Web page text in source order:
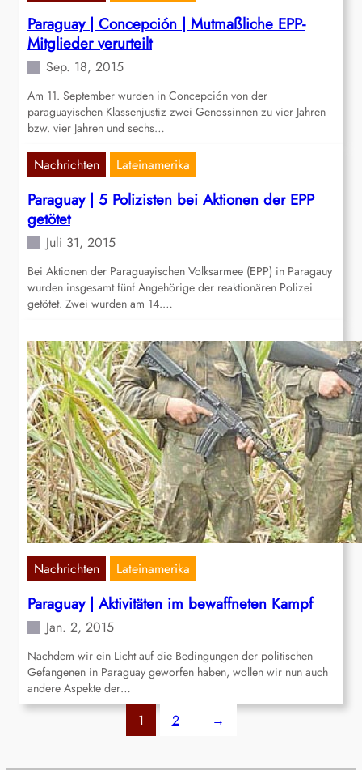
Paraguay | Concepción | Mutmaßliche EPP-
Mitglieder verurteilt
Sep. 18, 2015
Am 11. September wurden in Concepción von der
paraguayischen Klassenjustiz zwei Genossinnen zu vier Jahren
bzw. vier Jahren und sechs…
Nachrichten Lateinamerika
Paraguay | 5 Polizisten bei Aktionen der EPP
getötet
Juli 31, 2015
Bei Aktionen der Paraguayischen Volksarmee (EPP) in Paragauy
wurden insgesamt fünf Angehörige der reaktionären Polizei
getötet. Zwei wurden am 14.…
Nachrichten Lateinamerika
Paraguay | Aktivitäten im bewaffneten Kampf
Jan. 2, 2015
Nachdem wir ein Licht auf die Bedingungen der politischen
Gefangenen in Paraguay geworfen haben, wollen wir nun auch
andere Aspekte der…
1 2 →